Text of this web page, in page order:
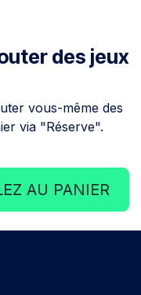
des jeux
vous-même des
via "Réserve".
AU PANIER